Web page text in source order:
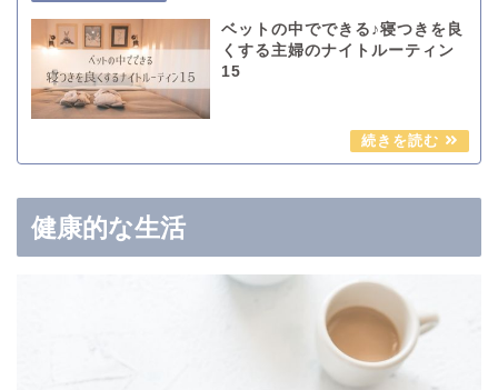
ベットの中でできる♪寝つきを良
くする主婦のナイトルーティン
15
健康的な生活